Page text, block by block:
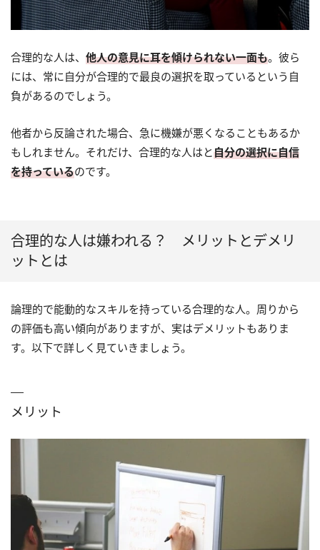
合理的な人は、 他人の意見に耳を傾けられない一面も。彼ら
には、常に自分が合理的で最良の選択を取っているという自
負があるのでしょう。
他者から反論された場合、急に機嫌が悪くなることもあるか
もしれません。それだけ、合理的な人はと自分の選択に自信
を持っているのです。
合理的な人は嫌われる？ メリットとデメリ
ットとは
論理的で能動的なスキルを持っている合理的な人。周りから
の評価も高い傾向がありますが、実はデメリットもありま
す。以下で詳しく見ていきましょう。
メリット